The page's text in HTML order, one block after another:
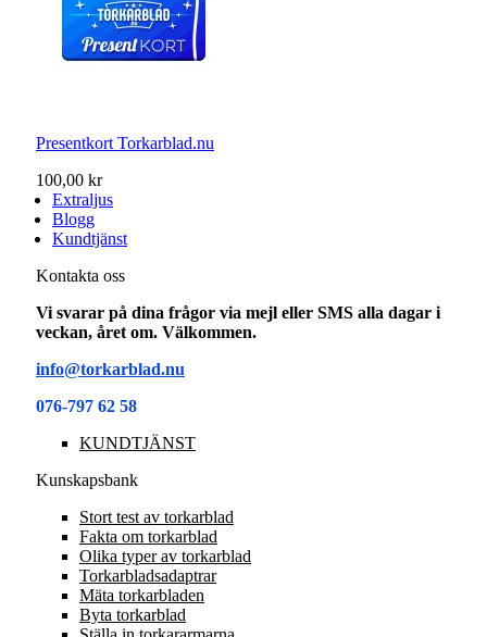
Presentkort Torkarblad.nu
100,00 kr
Extraljus
Blogg
Kundtjänst
Kontakta oss
Vi svarar på dina frågor via mejl eller SMS alla dagar i
veckan, året om. Välkommen.
info@torkarblad.nu
076-797 62 58
KUNDTJÄNST
Kunskapsbank
Stort test av torkarblad
Fakta om torkarblad
Olika typer av torkarblad
Torkarbladsadaptrar
Mäta torkarbladen
Byta torkarblad